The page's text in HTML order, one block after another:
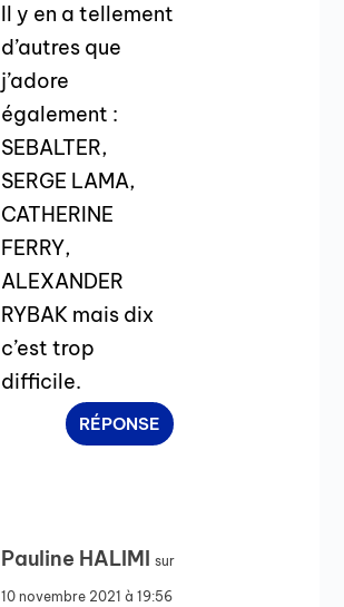
Il y en a tellement
d’autres que
j’adore
également :
SEBALTER,
SERGE LAMA,
CATHERINE
FERRY,
ALEXANDER
RYBAK mais dix
c’est trop
difficile.
RÉPONSE
Pauline HALIMI sur
10 novembre 2021 à 19:56